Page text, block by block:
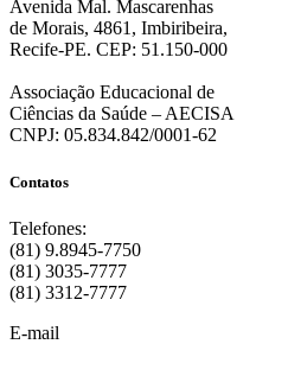
Avenida Mal. Mascarenhas
de Morais, 4861, Imbiribeira,
Recife-PE. CEP: 51.150-000
Associação Educacional de
Ciências da Saúde – AECISA
CNPJ: 05.834.842/0001-62
Contatos
Telefones:
(81) 9.8945-7750
(81) 3035-7777
(81) 3312-7777
E-mail